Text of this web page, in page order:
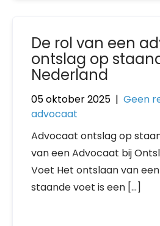
De rol van een
ontslag op
Nederland
05 oktober 2025 | Geen
advocaat
Advocaat ontslag op
van een Advocaat bij
Voet Het ontslaan van
staande voet is een […]